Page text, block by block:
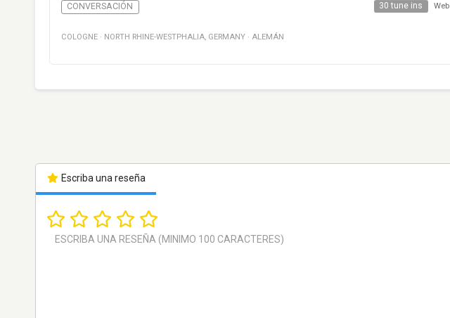
CONVERSACIÓN 30 tune ins Web
COLOGNE · NORTH RHINE-WESTPHALIA, GERMANY · ALEMÁN
Escriba una reseña